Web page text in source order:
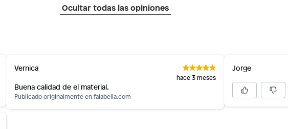
Ocultar todas las opiniones
Vernica
hace 3 meses
Buena calidad de el material.
Publicado originalmente enfalabella.com
Jorge